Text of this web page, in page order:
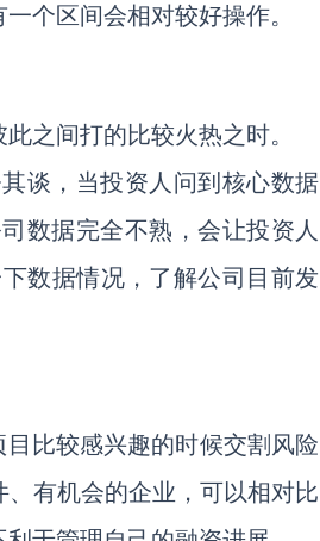
个区间会相对较好操作。
之间打的比较火热之时。
谈，当投资人问到核心数据
数据完全不熟，会让投资人
数据情况，了解公司目前发
比较感兴趣的时候交割风险
有机会的企业，可以相对比